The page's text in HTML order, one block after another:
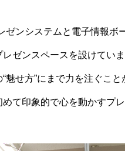
ンシステムと電子情報ボ
ゼンスペースを設けてい
せ方”にまで力を注ぐこ
て印象的で心を動かすプレ